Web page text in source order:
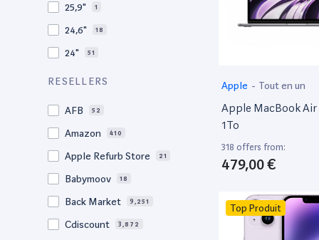
25,9" 1
24,6" 18
24" 51
21,5"
RESELLERS
AFB 52
Amazon 410
Apple Refurb Store 21
Babymoov 18
Back Market 9,251
Cdiscount 3,872
Apple - Tout en un
Apple MacBook Air
1To
318 offers from:
479,00 €
Top Produit